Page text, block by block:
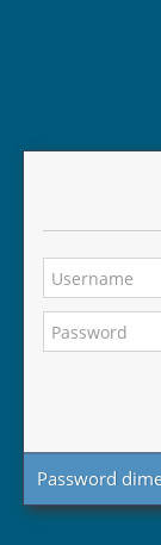
Password